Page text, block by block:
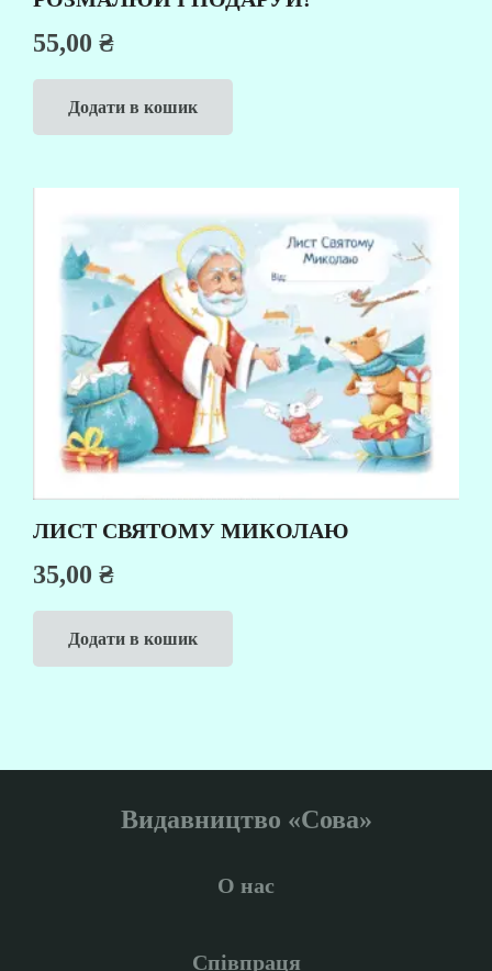
55,00 ₴
Додати в кошик
ЛИСТ СВЯТОМУ МИКОЛАЮ
35,00 ₴
Додати в кошик
Видавництво «Сова»
О нас
Співпраця